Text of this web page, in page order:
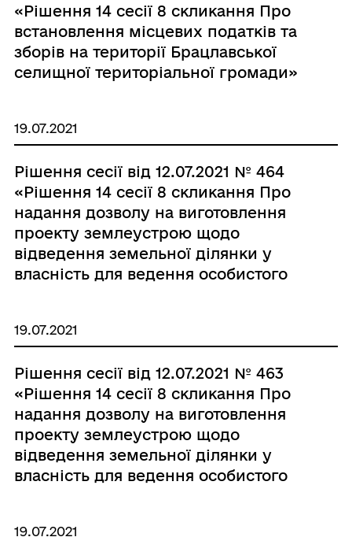
«Рішення 14 сесії 8 скликання Про
встановлення місцевих податків та
зборів на території Брацлавської
селищної територіальної громади»
19.07.2021
Рішення сесії від 12.07.2021 № 464
«Рішення 14 сесії 8 скликання Про
надання дозволу на виготовлення
проекту землеустрою щодо
відведення земельної ділянки у
власність для ведення особистого
Олександрівні»
19.07.2021
Рішення сесії від 12.07.2021 № 463
«Рішення 14 сесії 8 скликання Про
надання дозволу на виготовлення
проекту землеустрою щодо
відведення земельної ділянки у
власність для ведення особистого
19.07.2021